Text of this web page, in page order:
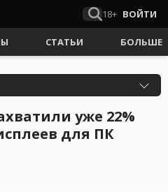
18+ ВОЙТИ
СТАТЬИ БОЛЬШЕ
уже 22%
для ПК